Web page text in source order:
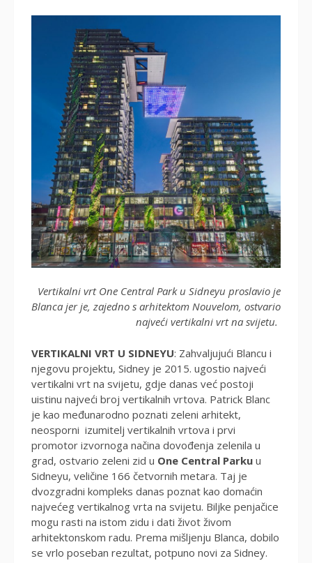
Vertikalni vrt One Central Park u Sidneyu proslavio je
Blanca jer je, zajedno s arhitektom Nouvelom, ostvario
najveći vertikalni vrt na svijetu.
VERTIKALNI VRT U SIDNEYU: Zahvaljujući Blancu i
njegovu projektu, Sidney je 2015. ugostio najveći
vertikalni vrt na svijetu, gdje danas već postoji
uistinu najveći broj vertikalnih vrtova. Patrick Blanc
je kao međunarodno poznati zeleni arhitekt,
neosporni izumitelj vertikalnih vrtova i prvi
promotor izvornoga načina dovođenja zelenila u
grad, ostvario zeleni zid u One Central Parku u
Sidneyu, veličine 166 četvornih metara. Taj je
dvozgradni kompleks danas poznat kao domaćin
najvećeg vertikalnog vrta na svijetu. Biljke penjačice
mogu rasti na istom zidu i dati život živom
arhitektonskom radu. Prema mišljenju Blanca, dobilo
se vrlo poseban rezultat, potpuno novi za Sidney.